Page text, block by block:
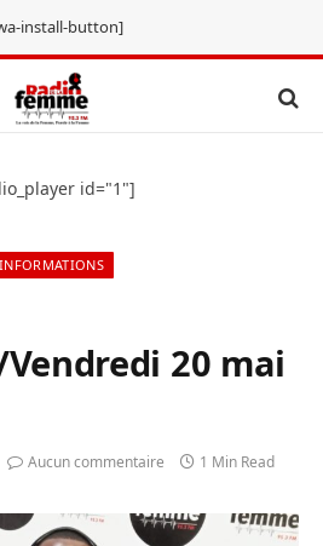
install-button]
id="1"]
20 mai
Aucun commentaire 1 Min Read